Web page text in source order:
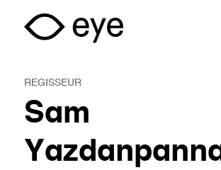
Overslaan
inhoud
gaan
Sam
REGISSEUR